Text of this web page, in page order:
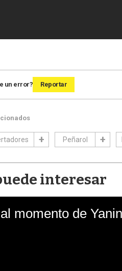
un error? Reportar
Peñarol
interesar